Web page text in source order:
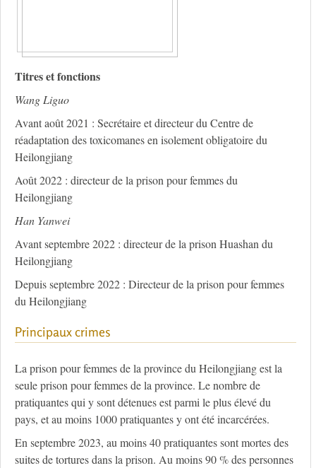
Titres et fonctions
Wang Liguo
Avant août 2021 : Secrétaire et directeur du Centre de
réadaptation des toxicomanes en isolement obligatoire du
Heilongjiang
Août 2022 : directeur de la prison pour femmes du
Heilongjiang
Han Yanwei
Avant septembre 2022 : directeur de la prison Huashan du
Heilongjiang
Depuis septembre 2022 : Directeur de la prison pour femmes
du Heilongjiang
Principaux crimes
La prison pour femmes de la province du Heilongjiang est la
seule prison pour femmes de la province. Le nombre de
pratiquantes qui y sont détenues est parmi le plus élevé du
pays, et au moins 1000 pratiquantes y ont été incarcérées.
En septembre 2023, au moins 40 pratiquantes sont mortes des
suites de tortures dans la prison. Au moins 90 % des personnes